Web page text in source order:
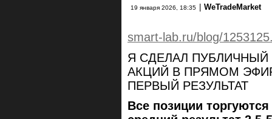
19 января 2026, 18:35 | WeTradeMarket
smart-lab.ru/blog/
Я СДЕЛАЛ
АКЦИЙ В ПРЯМОМ
ПЕРВЫЙ РЕЗУЛЬТАТ
Все позиции